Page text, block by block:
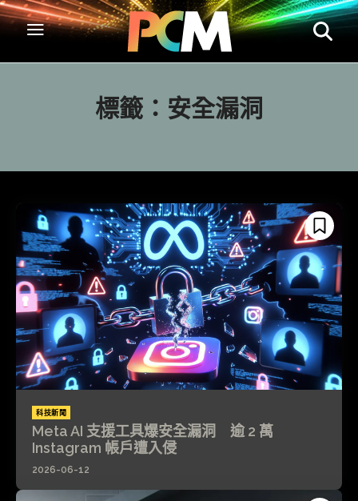
標籤： 安全漏洞
科技新聞
Meta AI 支援工具爆安全漏洞 逾 2 萬
Instagram 帳戶遭入侵
2026-06-12